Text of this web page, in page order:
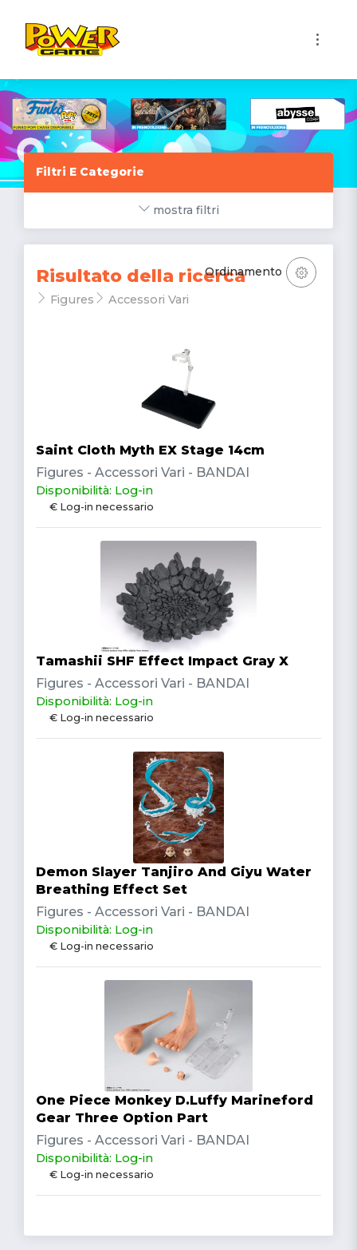
Filtri E Categorie
mostra filtri
Risultato della ricerca
Figures Accessori Vari
Ordinamento
Saint Cloth Myth EX Stage 14cm
Figures - Accessori Vari - BANDAI
Disponibilità: Log-in
€ Log-in necessario
Tamashii SHF Effect Impact Gray X
Figures - Accessori Vari - BANDAI
Disponibilità: Log-in
€ Log-in necessario
Demon Slayer Tanjiro And Giyu Water
Breathing Effect Set
Figures - Accessori Vari - BANDAI
Disponibilità: Log-in
€ Log-in necessario
One Piece Monkey D.Luffy Marineford
Gear Three Option Part
Figures - Accessori Vari - BANDAI
Disponibilità: Log-in
€ Log-in necessario